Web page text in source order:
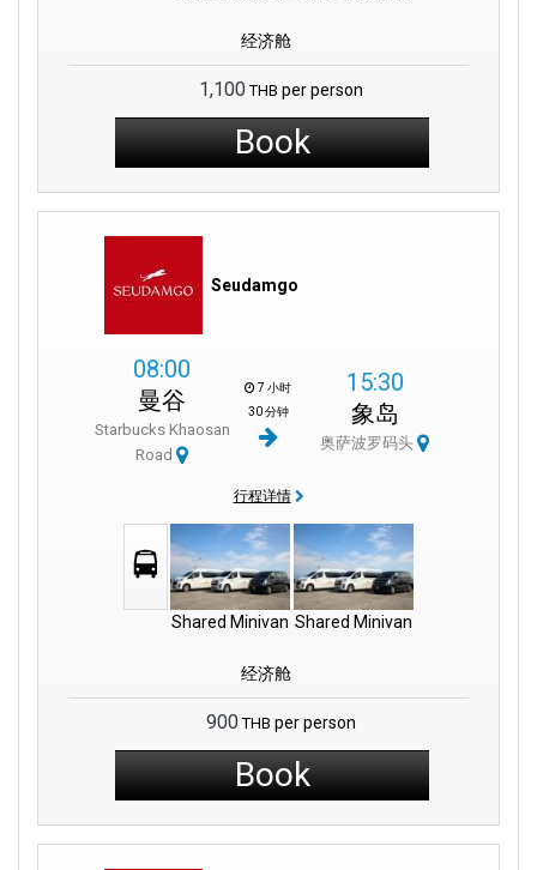
经济舱
1,100 THB per person
Book
Seudamgo
08:00
曼谷
Starbucks Khaosan
Road
7 小时
30 分钟
15:30
象岛
奥萨波罗码头
行程详情
Shared Minivan Shared Minivan
经济舱
900 THB per person
Book